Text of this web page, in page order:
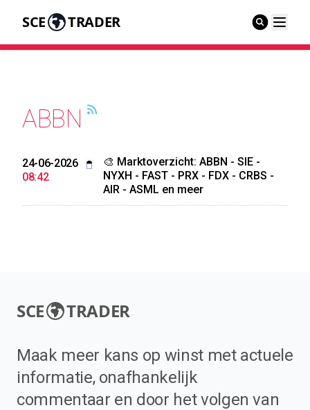
SCE TRADER
ABBN
24-06-2026
08:42
🎨 Marktoverzicht: ABBN - SIE -
NYXH - FAST - PRX - FDX - CRBS -
AIR - ASML en meer
SCE TRADER
Maak meer kans op winst met actuele
informatie, onafhankelijk
commentaar en door het volgen van